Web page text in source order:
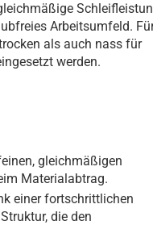
Arbeitsumfeld.
als auch nass für
werden.
gleichmäßigen
Materialabtrag.
einer fortschrittlichen
die den